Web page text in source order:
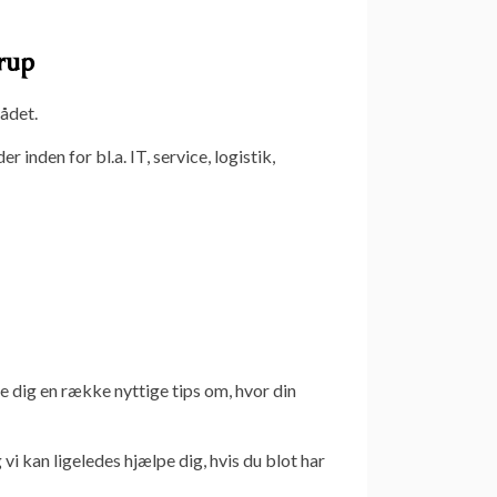
inden for bl.a. IT, service, logistik,
dig en række nyttige tips om, hvor din
kan ligeledes hjælpe dig, hvis du blot har